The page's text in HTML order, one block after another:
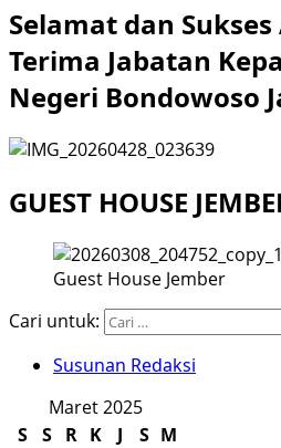
Selamat dan Sukses
Terima Jabatan
Negeri Bondowoso
GUEST HOUSE
Guest House Jember
Cari untuk:
Susunan Redaksi
Maret 2025
S
S R K J S M